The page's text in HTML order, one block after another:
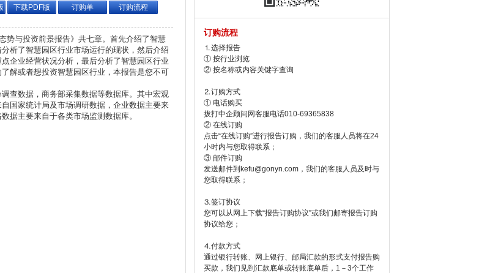
下载PDF版 订购单 订购流程
势与投资前景报告》共七章。首先介绍了智慧
析了智慧园区行业市场运行的现状，然后介绍
企业经营状况分析，最后分析了智慧园区行业
解或者想投资智慧园区行业，本报告是您不可
查数据，商务部采集数据等数据库。其中宏观
国家统计局及市场调研数据，企业数据主要来
据主要来自于各类市场监测数据库。
订购流程
⒈选择报告
① 按行业浏览
② 按名称或内容关键字查询
⒉订购方式
① 电话购买
拔打中企顾问网客服电话010-69365838
② 在线订购
点击“在线订购”进行报告订购，我们的客服人员将在24
小时内与您取得联系；
③ 邮件订购
发送邮件到kefu@gonyn.com，我们的客服人员及时与
您取得联系；
⒊签订协议
您可以从网上下载“报告订购协议”或我们邮寄报告订购
协议给您；
⒋付款方式
通过银行转账、网上银行、邮局汇款的形式支付报告购
买款，我们见到汇款底单或转账底单后，1－3个工作